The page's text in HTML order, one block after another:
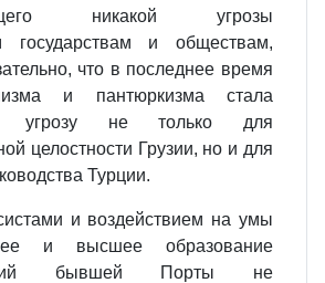
никакой угрозы
государствам и обществам,
что в последнее время
и пантюркизма стала
угрозу не только для
целостности Грузии, но и для
Турции.
и воздействием на умы
и высшее образование
бывшей Порты не